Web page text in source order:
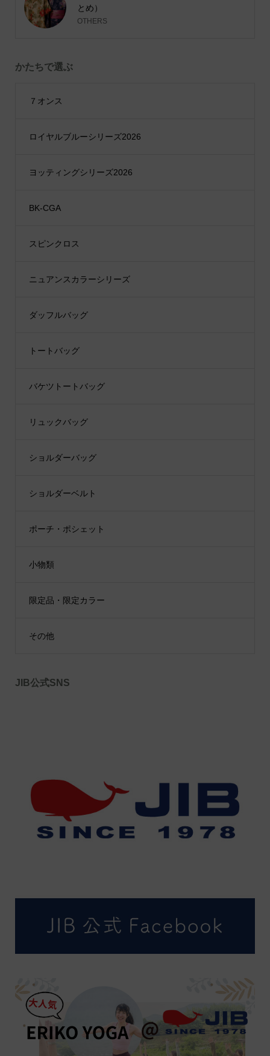
とめ）
OTHERS
かたちで選ぶ
７オンス
ロイヤルブルーシリーズ2026
ヨッティングシリーズ2026
BK-CGA
スピンクロス
ニュアンスカラーシリーズ
ダッフルバッグ
トートバッグ
バケツトートバッグ
リュックバッグ
ショルダーバッグ
ショルダーベルト
ポーチ・ポシェット
小物類
限定品・限定カラー
その他
JIB公式SNS